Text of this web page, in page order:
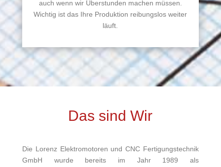
auch wenn wir Überstunden machen müssen.
Wichtig ist das Ihre Produktion reibungslos weiter
läuft.
Das sind Wir
Die Lorenz Elektromotoren und CNC Fertigungstechnik
GmbH wurde bereits im Jahr 1989 als